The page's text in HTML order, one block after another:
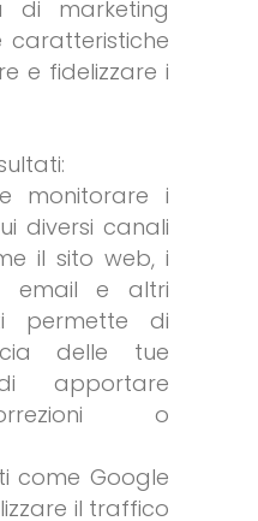
di marketing
e fidelizzare i
monitorare i
diversi canali
il sito web, i
email e altri
permette di
delle tue
apportare
o
come Google
il traffico